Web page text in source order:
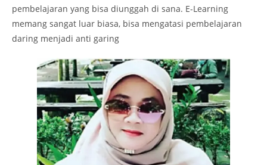
pembelajaran yang bisa diunggah di sana. E-Learning
memang sangat luar biasa, bisa mengatasi pembelajaran
daring menjadi anti garing